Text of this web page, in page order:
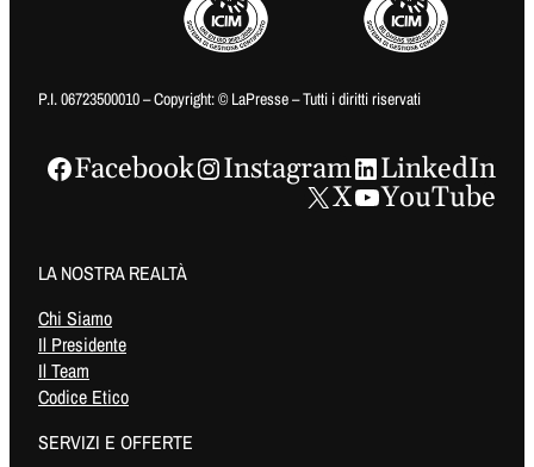
P.I. 06723500010 – Copyright: © LaPresse – Tutti i diritti riservati
Facebook Instagram
LinkedIn
X
YouTube
LA NOSTRA REALTÀ
Chi Siamo
Il Presidente
Il Team
Codice Etico
SERVIZI E OFFERTE